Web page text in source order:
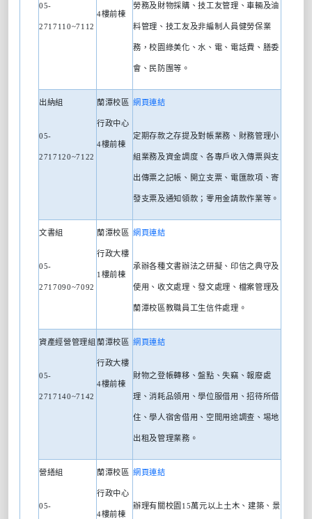
05-
2717110~7112
4樓前棟
勞務及財物採購、技工友管理、車輛及油
料管理、技工友及非編制人員健勞保業
務，校園綠美化、水、電、電話費、膳委
會、民防團等。
出納組
05-
2717120~7122
蘭潭校區
行政中心
4樓前棟
網頁連結
定期存款之存提及對帳業務、財務管理小
組業務及資金調度、各專戶收入傳票與支
出傳票之記帳、開立支票、電匯款項、寄
發支票及通知領款；零用金請款作業等。
文書組
05-
2717090~7092
蘭潭校區
行政大樓
1 樓前棟
網頁連結
承辦各種文書辦法之研擬、印信之典守及
使用、收文處理、發文處理、檔案管理及
蘭潭校區教職員工生信件處理。
資產經營管理組
05-
2717140~7142
蘭潭校區
行政大樓
4樓前棟
網頁連結
財物之登帳轉移、盤點、失竊、報廢處
理、消耗品領用、學位服借用、招待所借
住、學人宿舍借用、空間用途調查、埸地
出租及管理業務。
營繕組
05-
蘭潭校區
行政中心
4樓前棟
網頁連結
辦理有關校園 15萬元以上土木、建築、景